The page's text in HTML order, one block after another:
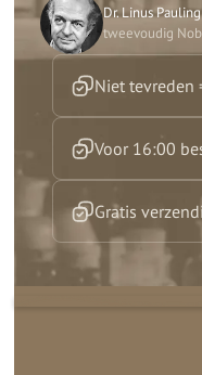
Dr. Linus Pauling
tweevoudig
Niet tevreden
Voor 16:00
Gratis